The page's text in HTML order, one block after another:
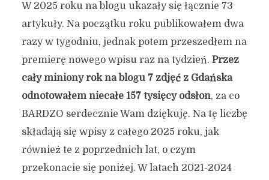
W 2025 roku na blogu ukazały się łącznie 73
artykuły. Na początku roku publikowałem dwa
razy w tygodniu, jednak potem przeszedłem na
premierę nowego wpisu raz na tydzień. Przez
cały miniony rok na blogu 7 zdjęć z Gdańska
odnotowałem niecałe 157 tysięcy odsłon, za co
BARDZO serdecznie Wam dziękuję. Na tę liczbę
składają się wpisy z całego 2025 roku, jak
również te z poprzednich lat, o czym
przekonacie się poniżej. W latach 2021-2024